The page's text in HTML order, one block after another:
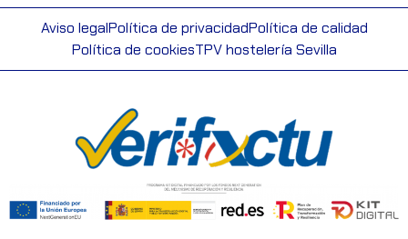
Aviso legalPolítica de privacidadPolítica de calidad
Política de cookiesTPV hostelería Sevilla